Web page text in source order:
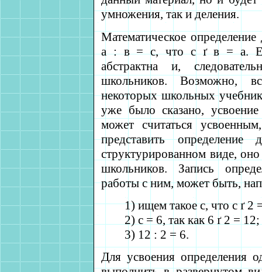
умножения, так и деления.
Математическое
а : в = с, что сґв = а.
абстрактна и,
школьников. Возможно,
некоторых школьных
уже было сказано,
может считаться
представить
структурированном виде,
школьников. Запись
работы с ним, может быть,
1) ищем такое с, что сґ2
2) с = 6, так как 6 ґ2 = 12;
3) 12 : 2 = 6.
Для усвоения определения